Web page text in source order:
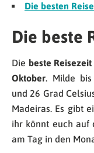
Die besten
Die beste
Die beste
Oktober. Milde bis
und 26 Grad
Madeiras. Es gibt
ihr könnt euch auf
am Tag in den